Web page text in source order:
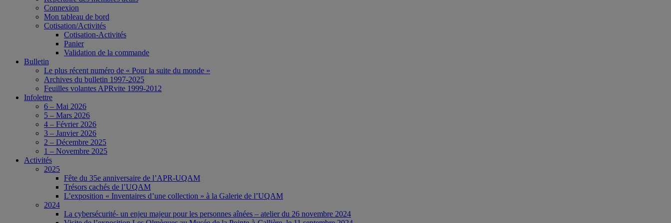
Connexion
Mon tableau de bord
Cotisation/Activités
Cotisation-Activités
Panier
Validation de la commande
Bulletin
Le plus récent numéro de « Pour la suite du monde »
Archives du bulletin 1997-2025
Feuilles volantes APRvite 1999-2012
Infolettre
6 – Mai 2026
5 – Mars 2026
4 – Février 2026
3 – Janvier 2026
2 – Décembre 2025
1 – Novembre 2025
Activités
2025
Fête du 35e anniversaire de l’APR-UQAM
Trésors cachés de l’UQAM
L’exposition « Inventaires d’une collection » à la Galerie de l’UQAM
2024
La cybersécurité- un enjeu majeur pour les personnes aînées – atelier du 26 novembre 2024